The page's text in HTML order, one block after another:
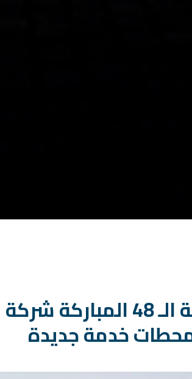
احتفالاً بيوم النهضة الـ 48